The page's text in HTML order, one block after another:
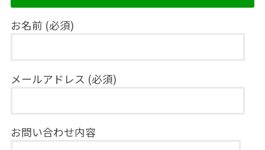
お名前 (必須)
メールアドレス (必須)
お問い合わせ内容